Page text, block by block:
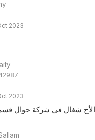
2023
2023
الأخ شغال في شركة جوال قسم